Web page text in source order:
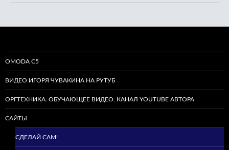
OMODA C5
ВИДЕО ИГОРЯ ЧУВАКИНА НА РУТУБ
ОРГТЕХНИКА. ОБУЧАЮЩЕЕ ВИДЕО. КАНАЛ YOUTUBE АВТОРА
САЙТЫ
СДЕЛАЙ САМ!